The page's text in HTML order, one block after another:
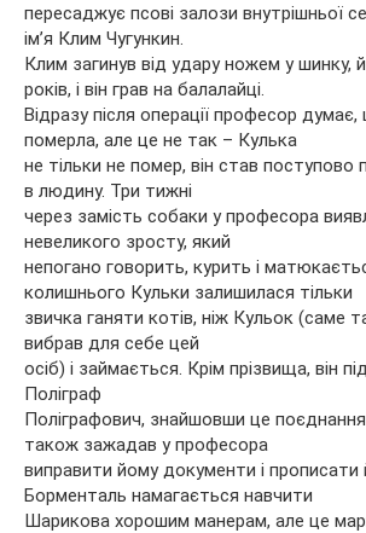
пересаджує псові залози внутрішньої
ім’я Клим Чугункин.
Клим загинув від удару ножем у шинку,
років, і він грав на балалайці.
Відразу після операції професор
померла, але це не так – Кулька
не тільки не помер, він став
в людину. Три тижні
через замість собаки у професора
невеликого зросту, який
непогано говорить, курить і
колишнього Кульки залишилася тільки
звичка ганяти котів, ніж Кульок (саме
вибрав для себе цей
осіб) і займається. Крім прізвища, він
Поліграф
Поліграфович, знайшовши це поєднання
також зажадав у професора
виправити йому документи і прописати
Борменталь намагається навчити
Шарикова хорошим манерам, але це